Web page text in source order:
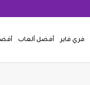
فري فاير أفضل ألعاب